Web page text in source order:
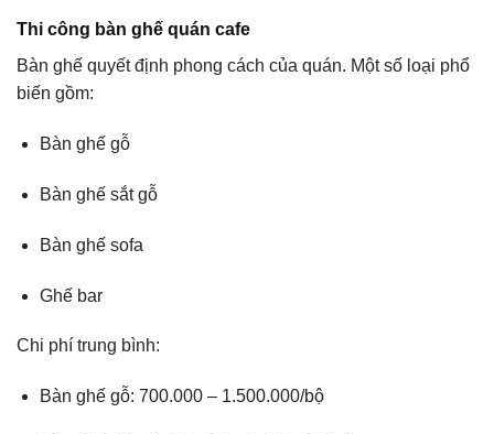
Thi công bàn ghế quán cafe
Bàn ghế quyết định phong cách của quán. Một số loại phổ
biến gồm:
Bàn ghế gỗ
Bàn ghế sắt gỗ
Bàn ghế sofa
Ghế bar
Chi phí trung bình:
Bàn ghế gỗ: 700.000 – 1.500.000/bộ